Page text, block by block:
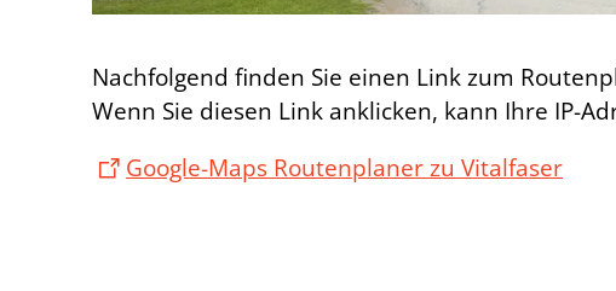
Nachfolgend finden Sie einen Link zum
Wenn Sie diesen Link anklicken, kann Ihre IP-
Google-Maps Routenplaner zu Vitalfaser